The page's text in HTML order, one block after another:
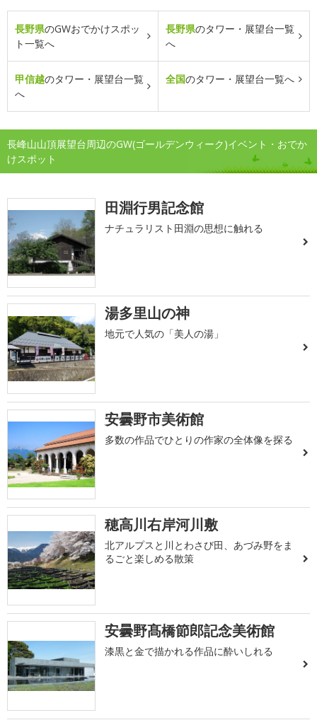
長野県のGWおでかけスポッ
ト一覧へ
長野県のタワー・展望台一覧
へ
甲信越のタワー・展望台一覧
へ
全国のタワー・展望台一覧へ
長峰山山頂展望台周辺のGW(ゴールデンウィーク)イベント・おでか
けスポット
田淵行男記念館
ナチュラリスト田淵の思想に触れる
湯多里山の神
地元で人気の「美人の湯」
安曇野市美術館
多数の作品でひとりの作家の全体像を探る
穂高川右岸河川敷
北アルプスと川とわさび田、あづみ野をま
るごと楽しめる散策
安曇野髙橋節郎記念美術館
漆黒と金で描かれる作品に酔いしれる